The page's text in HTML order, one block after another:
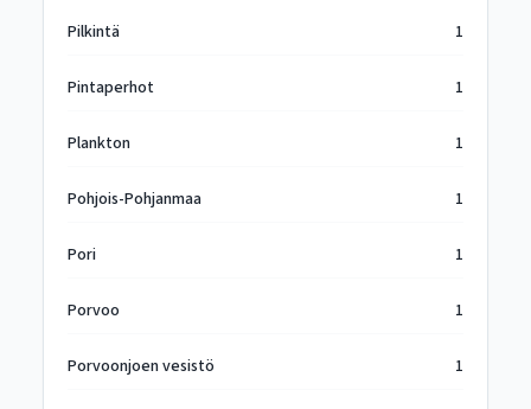
Pilkintä 1
Pintaperhot 1
Plankton 1
Pohjois-Pohjanmaa 1
Pori 1
Porvoo 1
Porvoonjoen vesistö 1